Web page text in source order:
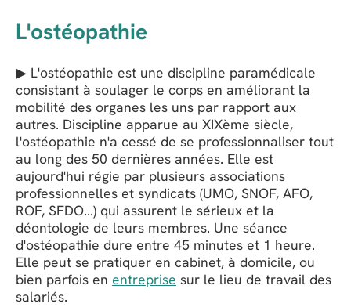
L'ostéopathie
▶ L'ostéopathie est une discipline paramédicale
consistant à soulager le corps en améliorant la
mobilité des organes les uns par rapport aux
autres. Discipline apparue au XIXème siècle,
l'ostéopathie n'a cessé de se professionnaliser tout
au long des 50 dernières années. Elle est
aujourd'hui régie par plusieurs associations
professionnelles et syndicats (UMO, SNOF, AFO,
ROF, SFDO...) qui assurent le sérieux et la
déontologie de leurs membres. Une séance
d'ostéopathie dure entre 45 minutes et 1 heure.
Elle peut se pratiquer en cabinet, à domicile, ou
bien parfois en entreprise sur le lieu de travail des
salariés.